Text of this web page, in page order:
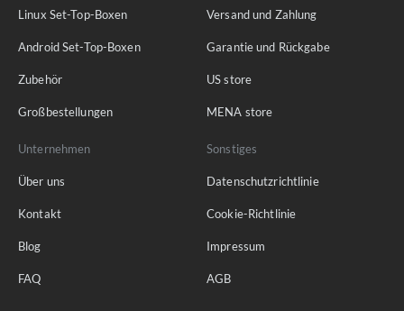
Linux Set-Top-Boxen
Android Set-Top-Boxen
Zubehör
Großbestellungen
Versand und Zahlung
Garantie und Rückgabe
US store
MENA store
Unternehmen
Über uns
Kontakt
Blog
FAQ
Sonstiges
Datenschutzrichtlinie
Cookie-Richtlinie
Impressum
AGB